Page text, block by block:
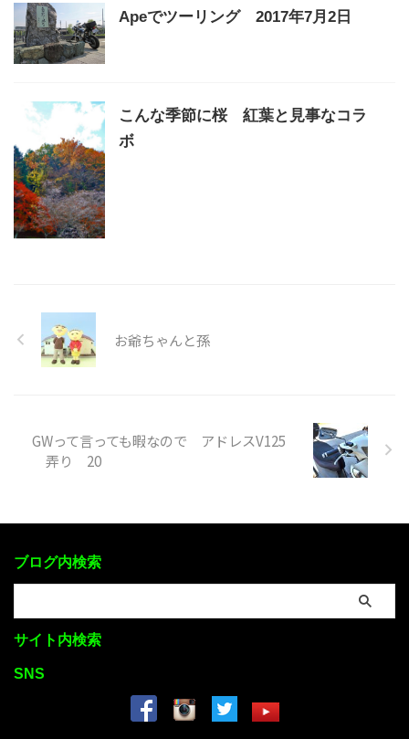
Apeでツーリング 2017年7月2日
こんな季節に桜 紅葉と見事なコラ
ボ
お爺ちゃんと孫
GWって言っても暇なので アドレスV125
弄り 20
ブログ内検索
サイト内検索
SNS